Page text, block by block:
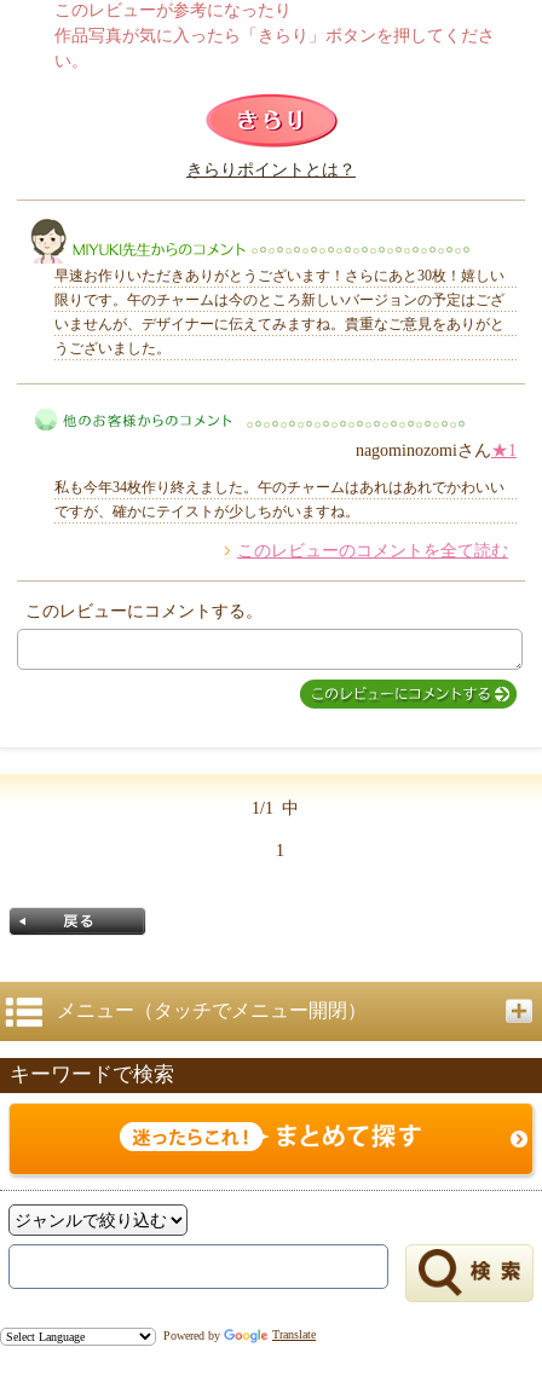
このレビューは参考になりましたか？
このレビューが参考になったり
作品写真が気に入ったら「きらり」ボタンを押してくださ
い。
きらりポイントとは？
早速お作りいただきありがとうございます！さらにあと30枚！嬉しい
限りです。午のチャームは今のところ新しいバージョンの予定はござ
いませんが、デザイナーに伝えてみますね。貴重なご意見をありがと
うございました。
他のお客様からのコメント
nagominozomiさん★1
私も今年34枚作り終えました。午のチャームはあれはあれでかわいい
ですが、確かにテイストが少しちがいますね。
このレビューのコメントを全て読む
このレビューにコメントする。
1/1 中
1
戻る
メニュー（タッチでメニュー開閉）
キーワードで検索
Powered by Translate